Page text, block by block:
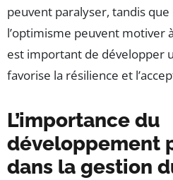
peuvent paralyser, tandis
l’optimisme peuvent motiver
est important de développer
favorise la résilience et
L’importance du
développement
dans la gestion